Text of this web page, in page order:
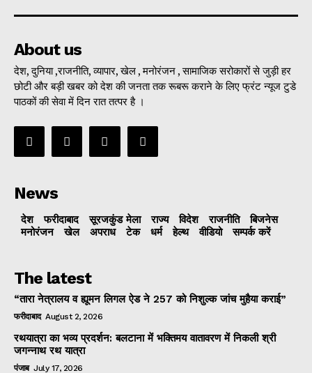
About us
देश, दुनिया ,राजनीति, व्यापार, खेल , मनोरंजन , सामाजिक सरोकारों से जुड़ी हर
छोटी और बड़ी खबर को देश की जनता तक रूबरू कराने के लिए फ्रंट न्यूज टुडे
पाठकों की सेवा में दिन रात तत्पर है ।
News
देश फरीदाबाद सूरजकुंड मेला राज्‍य विदेश राजनीति
बिजनेस
मनोरंजन
खेल अपराध टेक धर्म हेल्थ वीडियो सम्पर्क करें
The latest
“तारा नेत्रालय व ह्यूमन लिगल ऐड ने 257 को निशुल्क जांच मुहैया कराई”
फरीदाबाद August 2, 2026
रथयात्रा का भव्य प्रदर्शन: बलटाना में भक्तिमय वातावरण में निकली श्री
जगन्नाथ रथ यात्रा
पंजाब July 17, 2026